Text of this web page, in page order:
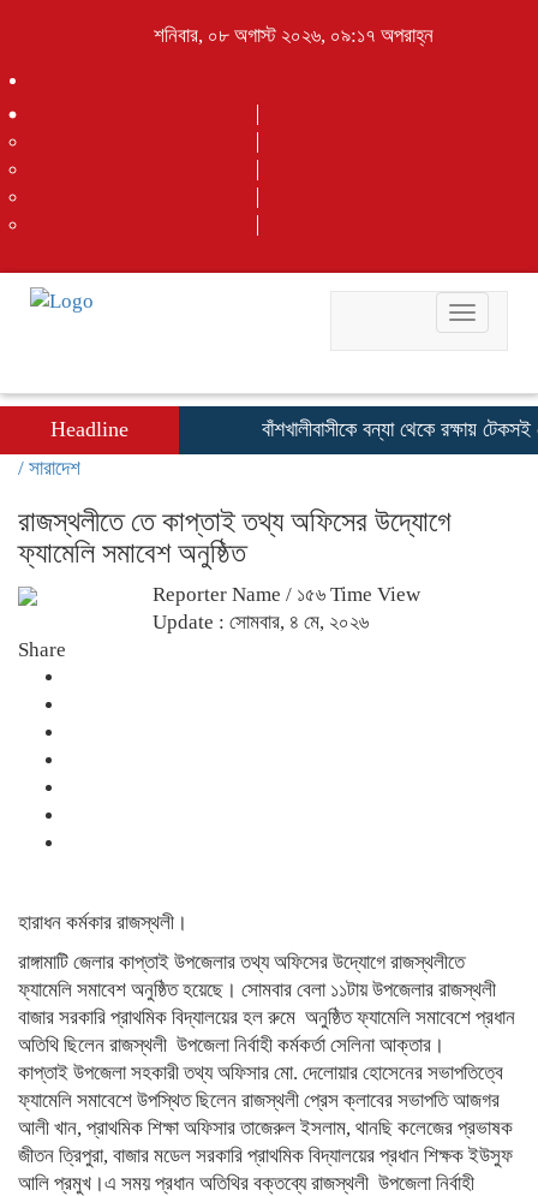
শনিবার, ০৮ অগাস্ট ২০২৬, ০৯:১৭ অপরাহ্ন
Toggle
Headline বাঁশখালীবাসীকে বন্যা থেকে রক্ষায় টেকসই
/ সারাদেশ
রাজস্থলীতে তে কাপ্তাই তথ্য অফিসের উদ্যোগে
ফ্যামেলি সমাবেশ অনুষ্ঠিত
Reporter Name / ১৫৬ Time View
Update : সোমবার, ৪ মে, ২০২৬
Share
হারাধন কর্মকার রাজস্থলী।
রাঙ্গামাটি জেলার কাপ্তাই উপজেলার তথ্য অফিসের উদ্যোগে রাজস্থলীতে
ফ্যামেলি সমাবেশ অনুষ্ঠিত হয়েছে। সোমবার বেলা ১১টায় উপজেলার রাজস্থলী
বাজার সরকারি প্রাথমিক বিদ্যালয়ের হল রুমে অনুষ্ঠিত ফ্যামেলি সমাবেশে প্রধান
অতিথি ছিলেন রাজস্থলী উপজেলা নির্বাহী কর্মকর্তা সেলিনা আক্তার।
কাপ্তাই উপজেলা সহকারী তথ্য অফিসার মো. দেলোয়ার হোসেনের সভাপতিত্বে
ফ্যামেলি সমাবেশে উপস্থিত ছিলেন রাজস্থলী প্রেস ক্লাবের সভাপতি আজগর
আলী খান, প্রাথমিক শিক্ষা অফিসার তাজেরুল ইসলাম, থানছি কলেজের প্রভাষক
জীতন ত্রিপুরা, বাজার মডেল সরকারি প্রাথমিক বিদ্যালয়ের প্রধান শিক্ষক ইউসুফ
আলি প্রমুখ।এ সময় প্রধান অতিথির বক্তব্যে রাজস্থলী উপজেলা নির্বাহী